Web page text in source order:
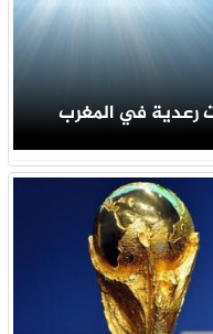
رعدية في المغرب